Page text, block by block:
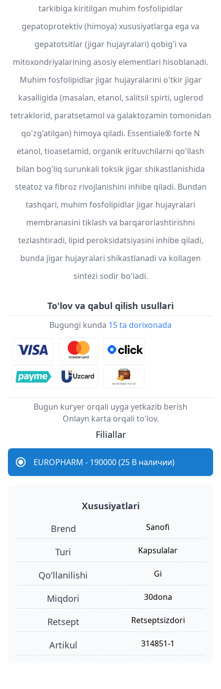
tarkibiga kiritilgan muhim fosfolipidlar
gepatoprotektiv (himoya) xususiyatlarga ega va
gepatotsitlar (jigar hujayralari) qobig'i va
mitoxondriyalarining asosiy elementlari hisoblanadi.
Muhim fosfolipidlar jigar hujayralarini o'tkir jigar
kasalligida (masalan, etanol, salitsil spirti, uglerod
tetraklorid, paratsetamol va galaktozamin tomonidan
qo'zg'atilgan) himoya qiladi. Essentiale® forte N
etanol, tioasetamid, organik erituvchilarni qo'llash
bilan bog'liq surunkali toksik jigar shikastlanishida
steatoz va fibroz rivojlanishini inhibe qiladi. Bundan
tashqari, muhim fosfolipidlar jigar hujayralari
membranasini tiklash va barqarorlashtirishni
tezlashtiradi, lipid peroksidatsiyasini inhibe qiladi,
bunda jigar hujayralari shikastlanadi va kollagen
sintezi sodir bo'ladi.
To'lov va qabul qilish usullari
Bugungi kunda 15 ta dorixonada
Bugun kuryer orqali uyga yetkazib berish
Onlayn karta orqali to'lov.
Filiallar
EUROPHARM - 190000 (25 В наличии)
Xususiyatlari
Brend
Sanofi
turi kapsulalar
qo'llanilishi gi
miqdori 30dona
retsept retseptsizdori
Artikul 314851-1